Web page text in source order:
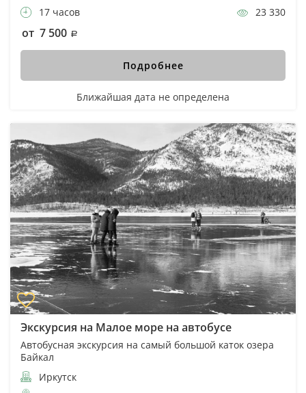
17 часов
23 330
от 7 500
Подробнее
Ближайшая дата не определена
Экскурсия на Малое море на автобусе
Автобусная экскурсия на самый большой каток озера
Байкал
Иркутск